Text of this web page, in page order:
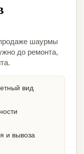
шаурмы
до ремонта,
вид
и вывоза